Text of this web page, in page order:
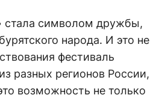
стала символом дружбы,
народа. И это не
фестиваль
разных регионов России,
возможность не только